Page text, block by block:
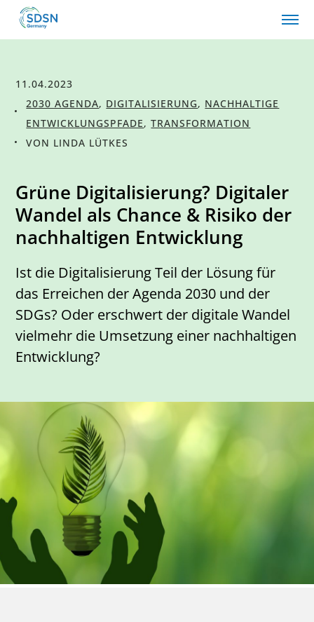
11.04.2023
2030 AGENDA, DIGITALISIERUNG, NACHHALTIGE
ENTWICKLUNGSPFADE,TRANSFORMATION
VON LINDA LÜTKES
Grüne Digitalisierung? Digitaler
Wandel als Chance & Risiko der
nachhaltigen Entwicklung
Ist die Digitalisierung Teil der Lösung für
das Erreichen der Agenda 2030 und der
SDGs? Oder erschwert der digitale Wandel
vielmehr die Umsetzung einer nachhaltigen
Entwicklung?